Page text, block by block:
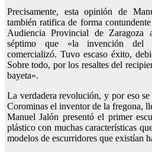
Precisamente, esta opinión de
también ratifica de forma
Audiencia Provincial de Zaragoza
séptimo que «la invención del
comercializó. Tuvo escaso éxito,
Sobre todo, por los resaltes del
bayeta».
La verdadera revolución, y por eso
Corominas el inventor de la fregona,
Manuel Jalón presentó el primer
plástico con muchas características
modelos de escurridores que existían